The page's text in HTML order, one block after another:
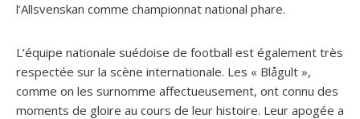
l’Allsvenskan comme championnat national phare.
L’équipe nationale suédoise de football est également très
respectée sur la scène internationale. Les « Blågult »,
comme on les surnomme affectueusement, ont connu des
moments de gloire au cours de leur histoire. Leur apogée a